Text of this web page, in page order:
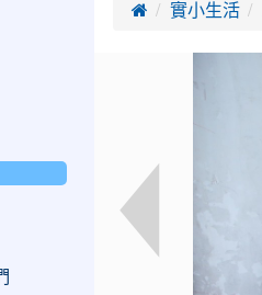
 實小生活